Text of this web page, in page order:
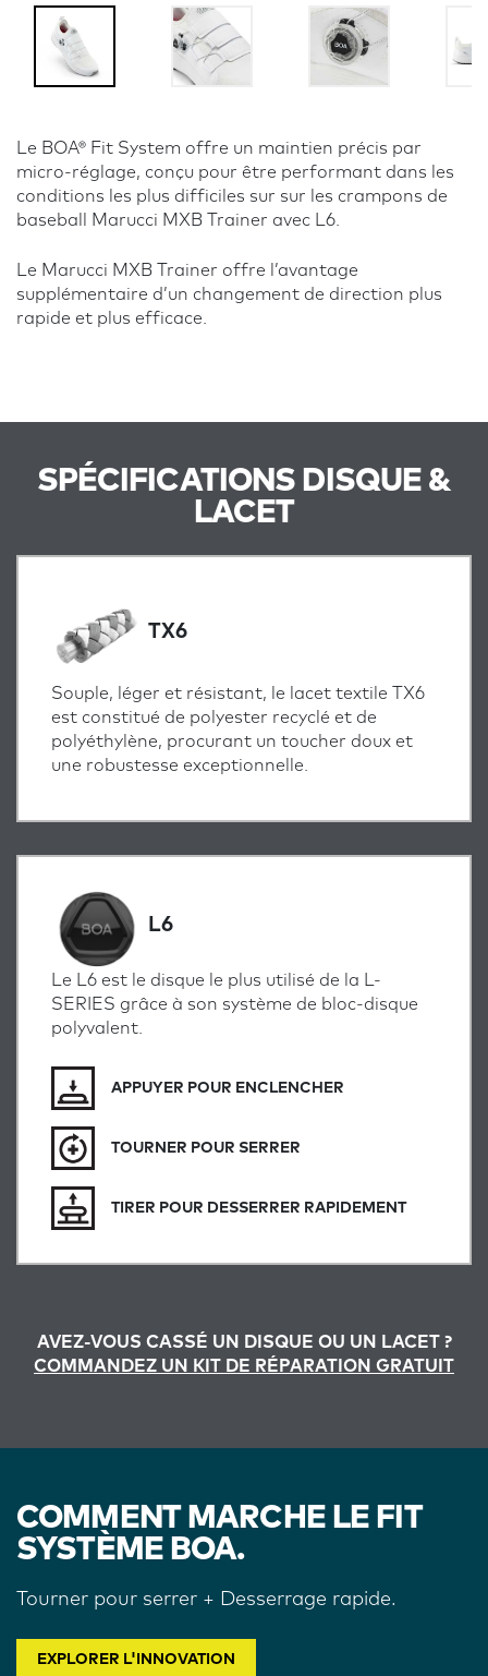
Le BOA® Fit System offre un maintien précis par
micro-réglage, conçu pour être performant dans les
conditions les plus difficiles sur sur les crampons de
baseball Marucci MXB Trainer avec L6.
Le Marucci MXB Trainer offre l’avantage
supplémentaire d’un changement de direction plus
rapide et plus efficace.
SPÉCIFICATIONS DISQUE &
LACET
TX6
Souple, léger et résistant, le lacet textile TX6
est constitué de polyester recyclé et de
polyéthylène, procurant un toucher doux et
une robustesse exceptionnelle.
L6
Le L6 est le disque le plus utilisé de la L-
SERIES grâce à son système de bloc-disque
polyvalent.
APPUYER POUR ENCLENCHER
TOURNER POUR SERRER
TIRER POUR DESSERRER RAPIDEMENT
AVEZ-VOUS CASSÉ UN DISQUE OU UN LACET ?
COMMANDEZ UN KIT DE RÉPARATION GRATUIT
COMMENT MARCHE LE FIT
SYSTÈME BOA.
Tourner pour serrer + Desserrage rapide.
EXPLORER L'INNOVATION